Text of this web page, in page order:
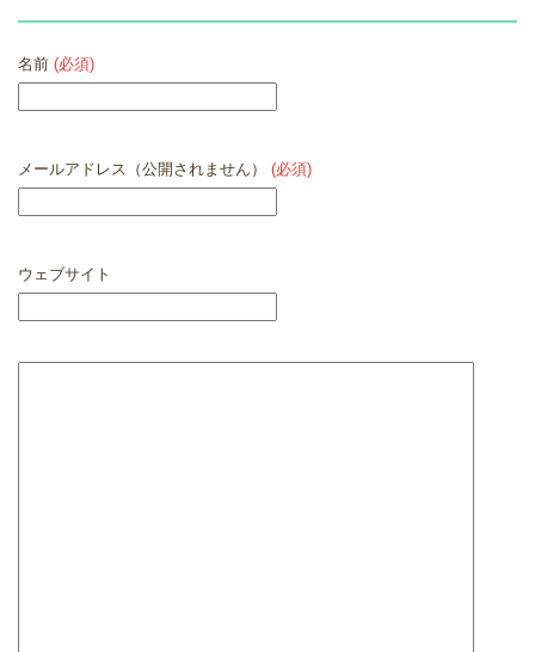
名前 (必須)
メールアドレス（公開されません） (必須)
ウェブサイト